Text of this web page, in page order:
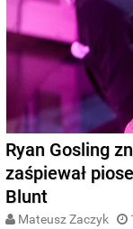
Ryan Gosling
zaśpiewał
Blunt
Mateusz Zaczyk